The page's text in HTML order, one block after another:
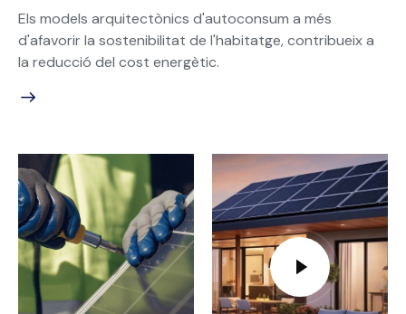
Els models arquitectònics d'autoconsum a més
d'afavorir la sostenibilitat de l'habitatge, contribueix a
la reducció del cost energètic.